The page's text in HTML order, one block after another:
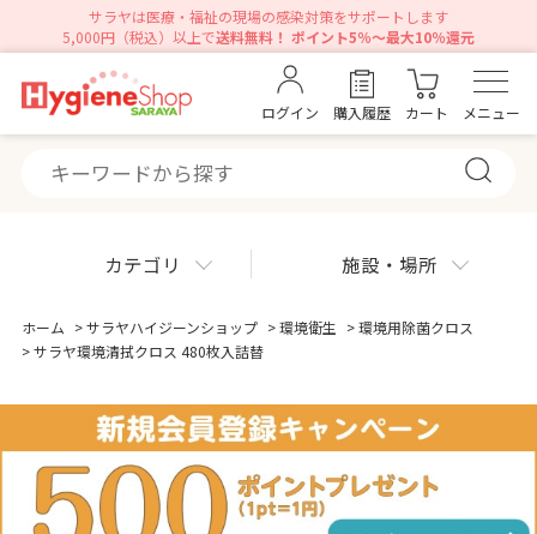
サラヤは医療・福祉の現場の感染対策をサポートします
5,000円（税込）以上で送料無料！ ポイント5％～最大10％還元
ログイン 購入履歴 カート メニュー
カテゴリ 施設・場所
ホーム >サラヤハイジーンショップ >環境衛生 >環境用除菌クロス
>サラヤ環境清拭クロス 480枚入詰替